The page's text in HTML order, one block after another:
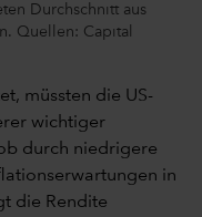
Durchschnitt aus
Quellen: Capital
müssten die US-
wichtiger
durch niedrigere
in
die Rendite